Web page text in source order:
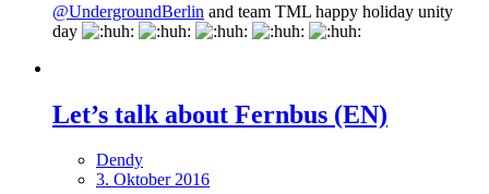
@UndergroundBerlin and team TML happy holiday unity
day
Let’s talk about Fernbus (EN)
Dendy
3. Oktober 2016